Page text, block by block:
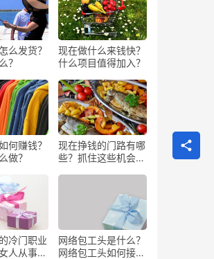
么发货？
？
现在做什么来钱快？
什么项目值得加入？
何赚钱？
做？
现在挣钱的门路有哪
些？抓住这些机会闷
冷门职业
人从事哪
网络包工头是什么？
网络包工头如何接业